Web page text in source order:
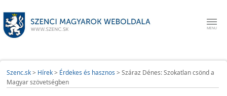
Szenc.sk> Hírek> Érdekes és hasznos > Száraz Dénes: Szokatlan csönd a
Magyar szövetségben